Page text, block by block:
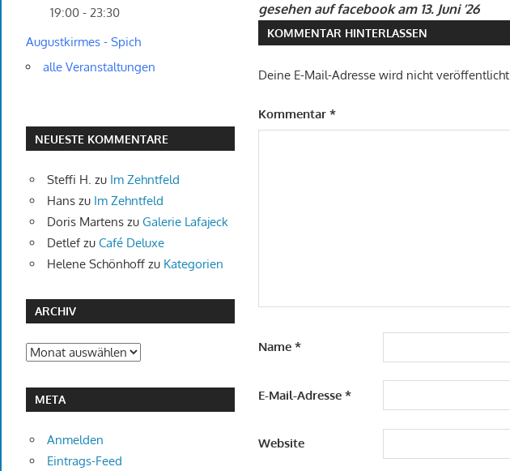
gesehen auf facebook am 13. Juni ’26
KOMMENTAR HINTERLASSEN
Deine E-Mail-Adresse wird nicht veröffentlicht.
Kommentar*
Name*
E-Mail-Adresse*
Website
19:00 - 23:30
Augustkirmes - Spich
alle Veranstaltungen
NEUESTE KOMMENTARE
Steffi H. zu Im Zehntfeld
Hanszu Im Zehntfeld
Doris Martenszu Galerie Lafajeck
Detlefzu Café Deluxe
Helene Schönhoffzu Kategorien
ARCHIV
Archiv
META
Anmelden
Eintrags-Feed